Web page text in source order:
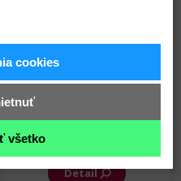
9,40 €
Detail
cookies
všetko